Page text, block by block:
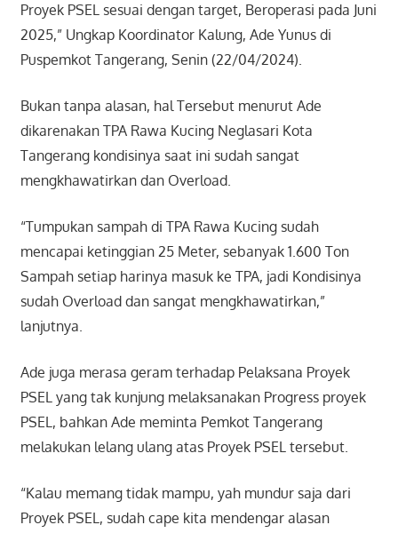
Proyek PSEL sesuai dengan target, Beroperasi pada Juni
2025,” Ungkap Koordinator Kalung, Ade Yunus di
Puspemkot Tangerang, Senin (22/04/2024).
Bukan tanpa alasan, hal Tersebut menurut Ade
dikarenakan TPA Rawa Kucing Neglasari Kota
Tangerang kondisinya saat ini sudah sangat
mengkhawatirkan dan Overload.
“Tumpukan sampah di TPA Rawa Kucing sudah
mencapai ketinggian 25 Meter, sebanyak 1.600 Ton
Sampah setiap harinya masuk ke TPA, jadi Kondisinya
sudah Overload dan sangat mengkhawatirkan,”
lanjutnya.
Ade juga merasa geram terhadap Pelaksana Proyek
PSEL yang tak kunjung melaksanakan Progress proyek
PSEL, bahkan Ade meminta Pemkot Tangerang
melakukan lelang ulang atas Proyek PSEL tersebut.
“Kalau memang tidak mampu, yah mundur saja dari
Proyek PSEL, sudah cape kita mendengar alasan